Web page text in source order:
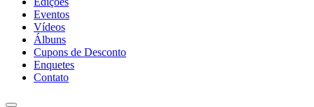
Eventos
Vídeos
Álbuns
Cupons de Desconto
Enquetes
Contato